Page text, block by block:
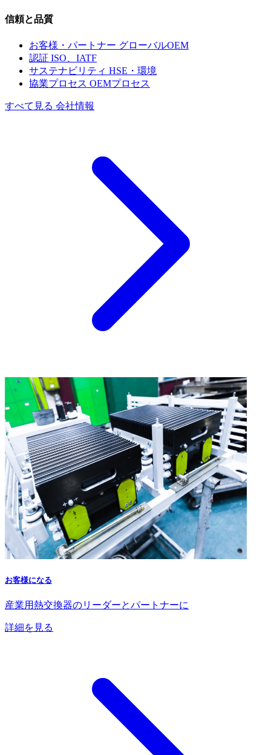
信頼と品質
お客様・パートナー グローバルOEM
認証 ISO、IATF
サステナビリティ HSE・環境
協業プロセス OEMプロセス
すべて見る 会社情報
お客様になる
産業用熱交換器のリーダーとパートナーに
詳細を見る